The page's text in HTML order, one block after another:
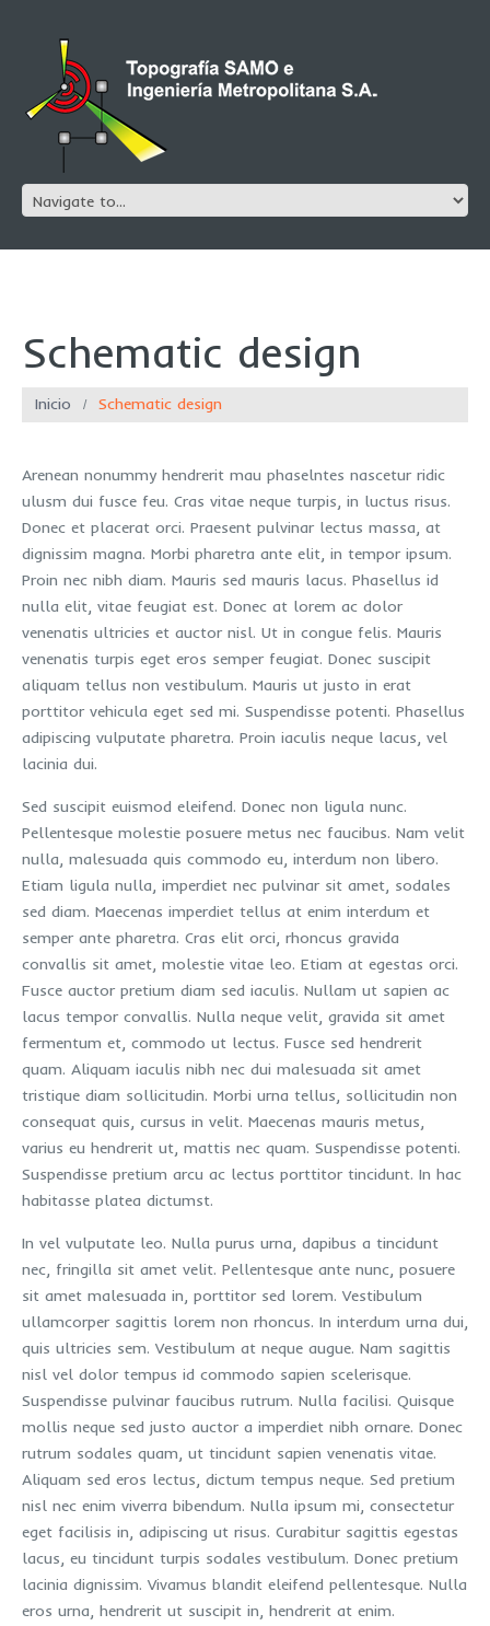
Schematic design
Inicio Schematic design
Arenean nonummy hendrerit mau phaselntes nascetur ridic
ulusm dui fusce feu. Cras vitae neque turpis, in luctus risus.
Donec et placerat orci. Praesent pulvinar lectus massa, at
dignissim magna. Morbi pharetra ante elit, in tempor ipsum.
Proin nec nibh diam. Mauris sed mauris lacus. Phasellus id
nulla elit, vitae feugiat est. Donec at lorem ac dolor
venenatis ultricies et auctor nisl. Ut in congue felis. Mauris
venenatis turpis eget eros semper feugiat. Donec suscipit
aliquam tellus non vestibulum. Mauris ut justo in erat
porttitor vehicula eget sed mi. Suspendisse potenti. Phasellus
adipiscing vulputate pharetra. Proin iaculis neque lacus, vel
lacinia dui.
Sed suscipit euismod eleifend. Donec non ligula nunc.
Pellentesque molestie posuere metus nec faucibus. Nam velit
nulla, malesuada quis commodo eu, interdum non libero.
Etiam ligula nulla, imperdiet nec pulvinar sit amet, sodales
sed diam. Maecenas imperdiet tellus at enim interdum et
semper ante pharetra. Cras elit orci, rhoncus gravida
convallis sit amet, molestie vitae leo. Etiam at egestas orci.
Fusce auctor pretium diam sed iaculis. Nullam ut sapien ac
lacus tempor convallis. Nulla neque velit, gravida sit amet
fermentum et, commodo ut lectus. Fusce sed hendrerit
quam. Aliquam iaculis nibh nec dui malesuada sit amet
tristique diam sollicitudin. Morbi urna tellus, sollicitudin non
consequat quis, cursus in velit. Maecenas mauris metus,
varius eu hendrerit ut, mattis nec quam. Suspendisse potenti.
Suspendisse pretium arcu ac lectus porttitor tincidunt. In hac
habitasse platea dictumst.
In vel vulputate leo. Nulla purus urna, dapibus a tincidunt
nec, fringilla sit amet velit. Pellentesque ante nunc, posuere
sit amet malesuada in, porttitor sed lorem. Vestibulum
ullamcorper sagittis lorem non rhoncus. In interdum urna dui,
quis ultricies sem. Vestibulum at neque augue. Nam sagittis
nisl vel dolor tempus id commodo sapien scelerisque.
Suspendisse pulvinar faucibus rutrum. Nulla facilisi. Quisque
mollis neque sed justo auctor a imperdiet nibh ornare. Donec
rutrum sodales quam, ut tincidunt sapien venenatis vitae.
Aliquam sed eros lectus, dictum tempus neque. Sed pretium
nisl nec enim viverra bibendum. Nulla ipsum mi, consectetur
eget facilisis in, adipiscing ut risus. Curabitur sagittis egestas
lacus, eu tincidunt turpis sodales vestibulum. Donec pretium
lacinia dignissim. Vivamus blandit eleifend pellentesque. Nulla
eros urna, hendrerit ut suscipit in, hendrerit at enim.